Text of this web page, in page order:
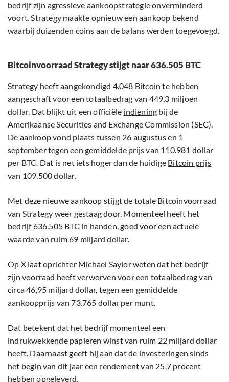
bedrijf zijn agressieve aankoopstrategie onverminderd
voort.Strategy maakte opnieuw een aankoop bekend
waarbij duizenden coins aan de balans werden toegevoegd.
Bitcoinvoorraad Strategy stijgt naar 636.505 BTC
Strategy heeft aangekondigd 4.048 Bitcoin te hebben
aangeschaft voor een totaalbedrag van 449,3 miljoen
dollar. Dat blijkt uit een officiële indiening bij de
Amerikaanse Securities and Exchange Commission (SEC).
De aankoop vond plaats tussen 26 augustus en 1
september tegen een gemiddelde prijs van 110.981 dollar
per BTC. Dat is net iets hoger dan de huidige Bitcoin prijs
van 109.500 dollar.
Met deze nieuwe aankoop stijgt de totale Bitcoinvoorraad
van Strategy weer gestaag door. Momenteel heeft het
bedrijf 636.505 BTC in handen, goed voor een actuele
waarde van ruim 69 miljard dollar.
Op X laatoprichter Michael Saylor weten dat het bedrijf
zijn voorraad heeft verworven voor een totaalbedrag van
circa 46,95 miljard dollar, tegen een gemiddelde
aankoopprijs van 73.765 dollar per munt.
Dat betekent dat het bedrijf momenteel een
indrukwekkende papieren winst van ruim 22 miljard dollar
heeft. Daarnaast geeft hij aan dat de investeringen sinds
het begin van dit jaar een rendement van 25,7 procent
hebben opgeleverd.